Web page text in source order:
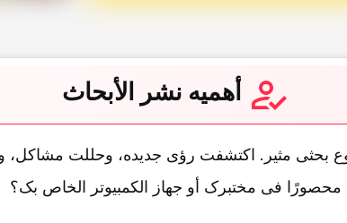
أهمیه نشر الأبحاث
مثیر. اکتشفت رؤى جدیده، وحللت مشاکل،
محصورًا فی مختبرک أو جهاز الکمبیوتر الخاص بک؟